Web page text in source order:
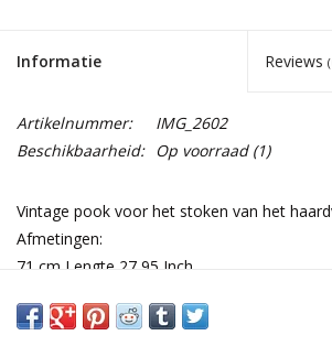
Informatie Reviews
Artikelnummer:
IMG_2602
Beschikbaarheid: Op voorraad(1)
Vintage pook voor het stoken van het
Afmetingen:
71 cm Lengte 27,95 Inch